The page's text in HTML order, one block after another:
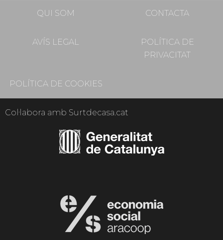
QUI SOM CONTACTA
AVÍS LEGAL
POLÍTICA DE
PRIVACITAT
POLÍTICA DE COOKIES
Col·labora amb Surtdecasa.cat